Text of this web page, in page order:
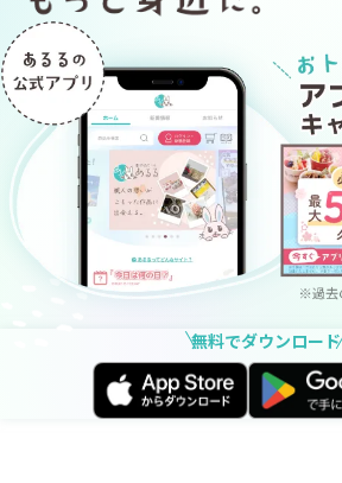
無料でダウンロード